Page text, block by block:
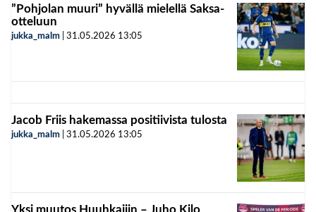
”Pohjolan muuri” hyvällä mielellä Saksa-
otteluun
jukka_malm 31.05.2026 13:05
Jacob Friis hakemassa positiivista tulosta
jukka_malm 31.05.2026 13:05